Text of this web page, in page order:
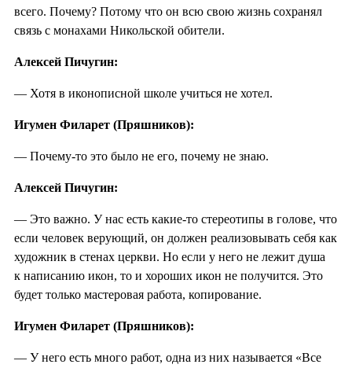
всего. Почему? Потому что он всю свою жизнь сохранял
связь с монахами Никольской обители.
Алексей Пичугин:
— Хотя в иконописной школе учиться не хотел.
Игумен Филарет (Пряшников):
— Почему-то это было не его, почему не знаю.
Алексей Пичугин:
— Это важно. У нас есть какие-то стереотипы в голове, что
если человек верующий, он должен реализовывать себя как
художник в стенах церкви. Но если у него не лежит душа
к написанию икон, то и хороших икон не получится. Это
будет только мастеровая работа, копирование.
Игумен Филарет (Пряшников):
— У него есть много работ, одна из них называется «Все